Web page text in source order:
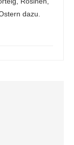
dazu.